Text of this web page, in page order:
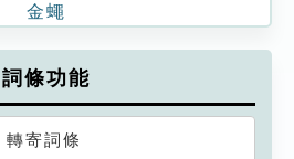
金蠅
詞條功能
轉寄詞條